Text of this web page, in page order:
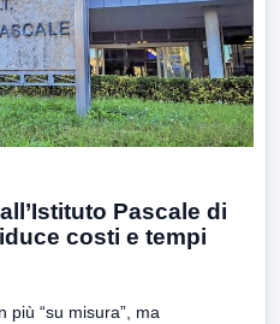
Pascale di
costi e tempi
più “su misura”, ma